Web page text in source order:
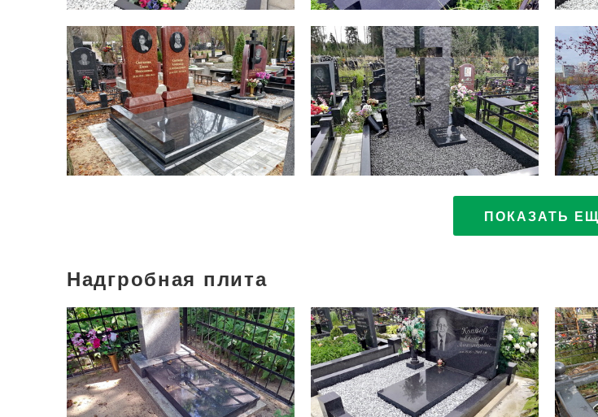
ПОКАЗАТЬ
Надгробная плита